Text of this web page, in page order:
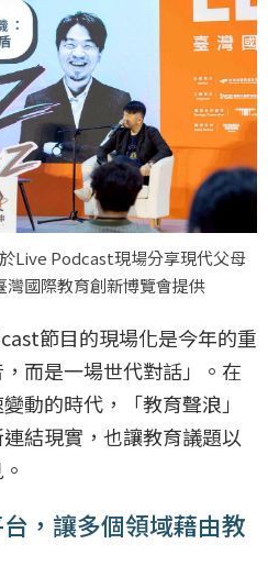
Live Podcast現場分享現代父母
國際教育創新博覽會提供
節目的現場化是今年的重
而是一場世代對話」。在
動的時代，「教育聲浪」
結現實，也讓教育議題以
，讓多個領域藉由教